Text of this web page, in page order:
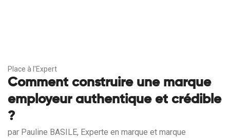
Place à l'Expert
Comment construire une marque
employeur authentique et crédible
?
par Pauline BASILE, Experte en marque et marque